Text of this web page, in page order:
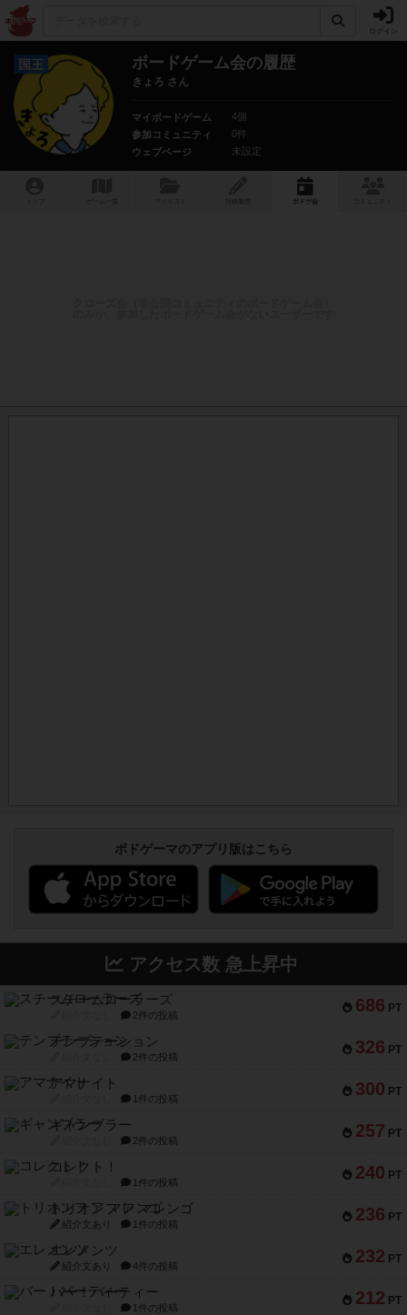
ログイン
国王 ボードゲーム会の履歴
きょろ さん
マイボードゲーム
4個
参加コミュニティ
0件
ウェブページ
未設定
ボ ドゲ会
ボドゲーマのアプリ版はこちら
アクセス数 急上昇中
686 PT
スチームローラーズ
2件の投稿
326 PT
テンプテーション
2件の投稿
300 PT
アマナイト
1件の投稿
257 PT
ギャンブラー
2件の投稿
240 PT
コレクト！
1件の投稿
236 PT
トリオンフ ア マレンゴ
紹介文あり 1件の投稿
232 PT
エレメンツ
紹介文あり 4件の投稿
212 PT
バー！パーティー
1件の投稿